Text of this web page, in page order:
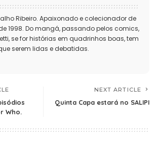
Ribeiro. Apaixonado e colecionador de
1998. Do mangá, passando pelos comics,
se for histórias em quadrinhos boas, tem
serem lidas e debatidas.
Who.
NEXT ARTICLE
Quinta Capa estará no SALIPI